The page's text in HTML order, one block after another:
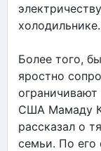
холодильнике.
Более того,
яростно
США Мамаду
рассказал о
семьи. По его